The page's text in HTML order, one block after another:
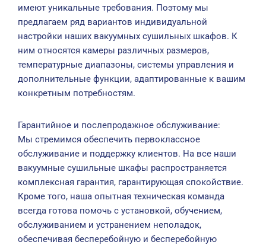
имеют уникальные требования. Поэтому мы
предлагаем ряд вариантов индивидуальной
настройки наших вакуумных сушильных шкафов. К
ним относятся камеры различных размеров,
температурные диапазоны, системы управления и
дополнительные функции, адаптированные к вашим
конкретным потребностям.
Гарантийное и послепродажное обслуживание:
Мы стремимся обеспечить первоклассное
обслуживание и поддержку клиентов. На все наши
вакуумные сушильные шкафы распространяется
комплексная гарантия, гарантирующая спокойствие.
Кроме того, наша опытная техническая команда
всегда готова помочь с установкой, обучением,
обслуживанием и устранением неполадок,
обеспечивая бесперебойную и бесперебойную